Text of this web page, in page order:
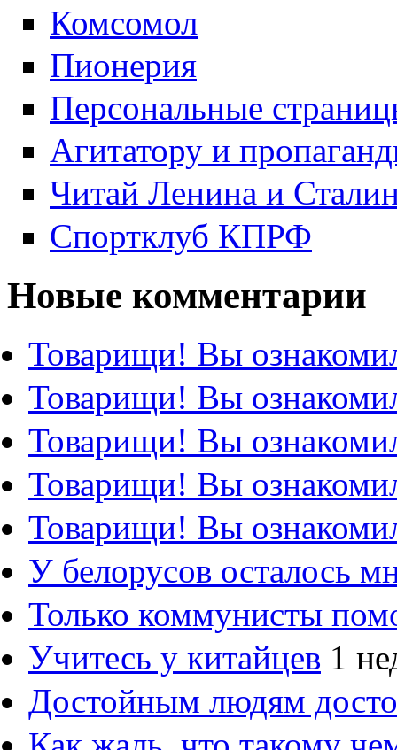
Комсомол
Пионерия
Персональные
Агитатору и
Читай Ленина и
Спортклуб КПРФ
Новые комментарии
Товарищи! Вы
Товарищи! Вы
Товарищи! Вы
Товарищи! Вы
Товарищи! Вы
У белорусов осталось
Только коммунисты
Учитесь у китайцев 1
Достойным людям